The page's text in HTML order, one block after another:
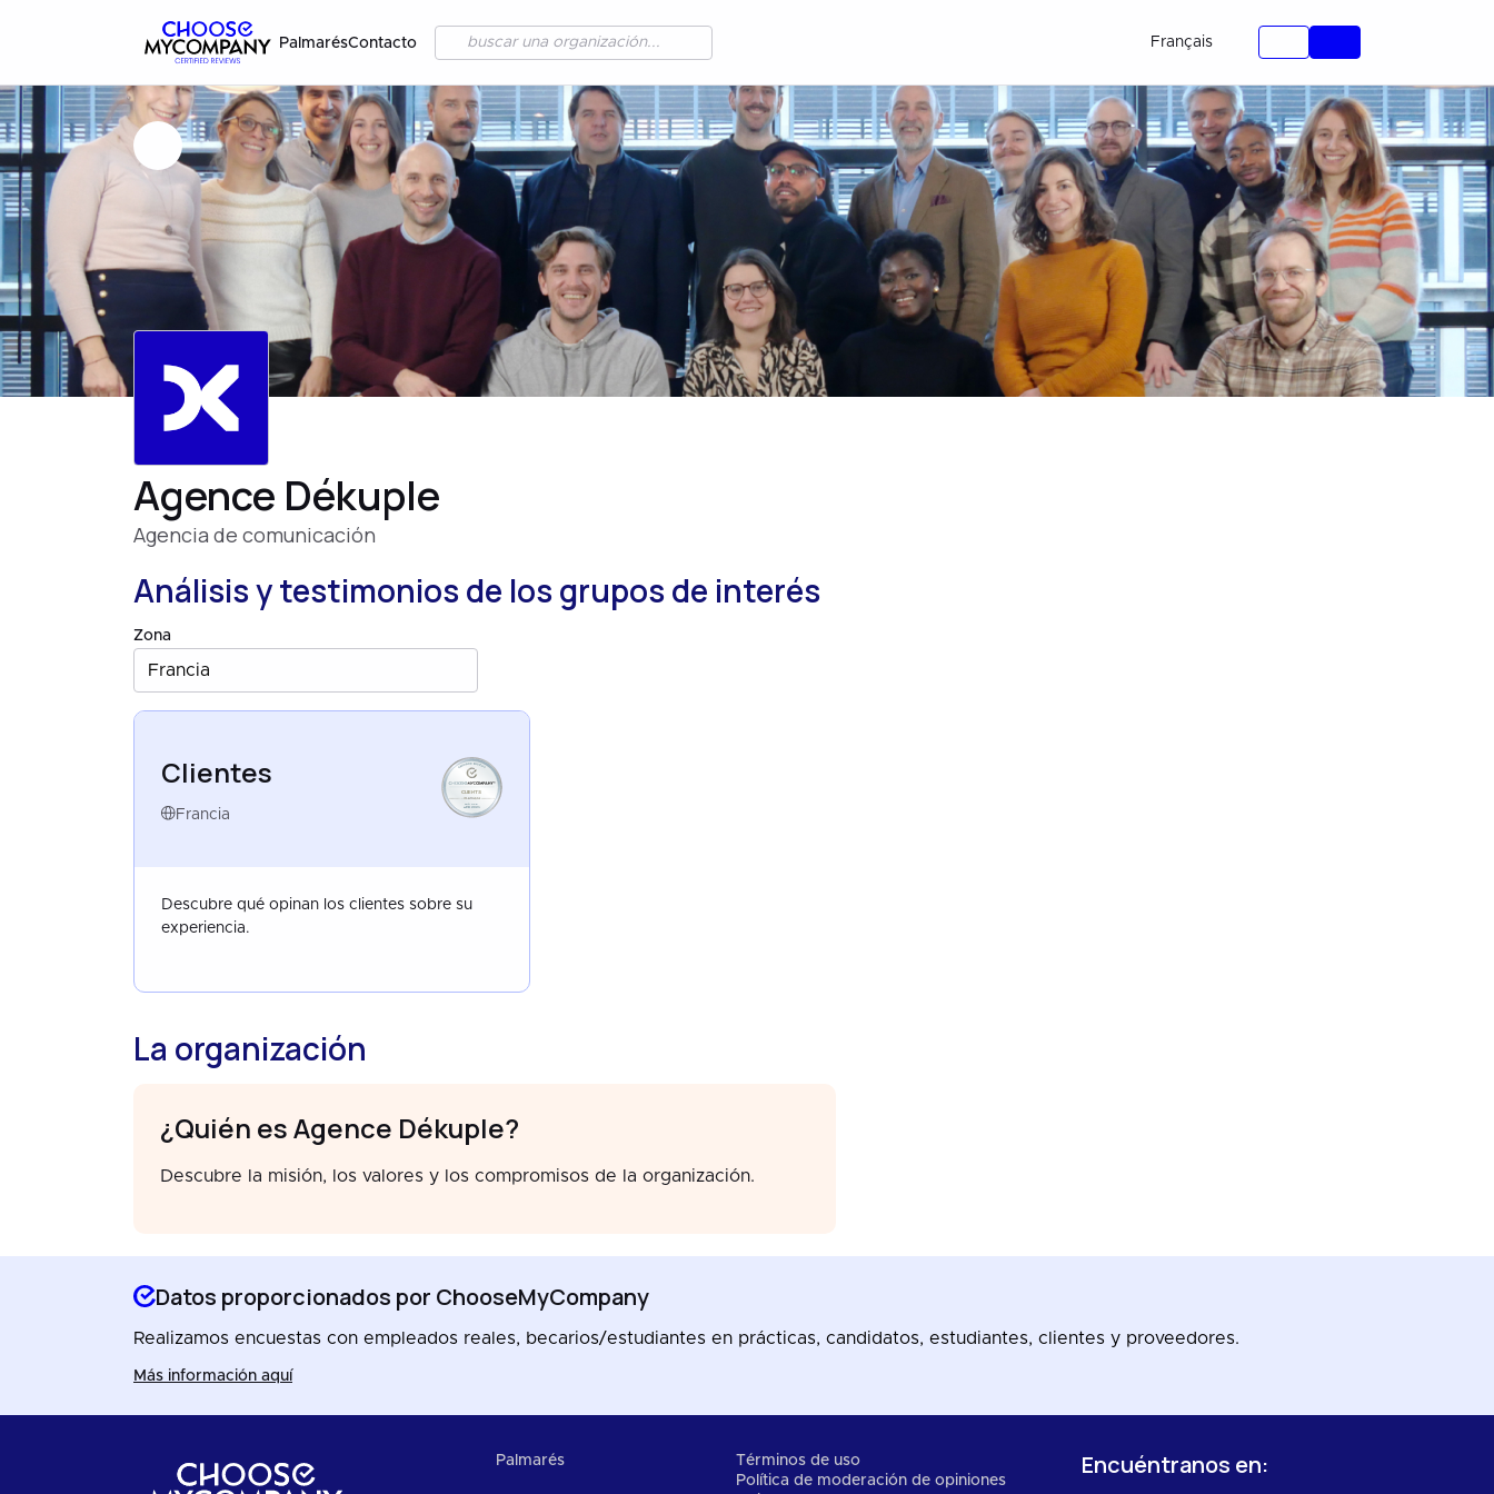
PalmarésContacto Français
Agence Dékuple
Agencia de comunicación
Análisis y testimonios de los grupos de interés
Zona
Francia
Clientes
Francia
CLIENTS
APR 2025
Descubre qué opinan los clientes sobre su
experiencia.
La organización
¿Quién es Agence Dékuple?
Descubre la misión, los valores y los compromisos de la organización.
Datos proporcionados por ChooseMyCompany
Realizamos encuestas con empleados reales, becarios/estudiantes en prácticas, candidatos, estudiantes, clientes y proveedores.
Más información aquí
Palmarés
Términos de uso
Política de moderación de opiniones
Encuéntranos en: